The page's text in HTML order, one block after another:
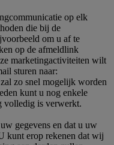
op elk
die bij de
om u af te
op de afmeldlink
marketingactiviteiten wilt
sturen naar:
zo snel mogelijk worden
kunt u nog enkele
volledig is verwerkt.
gegevens en dat u uw
kunt erop rekenen dat wij